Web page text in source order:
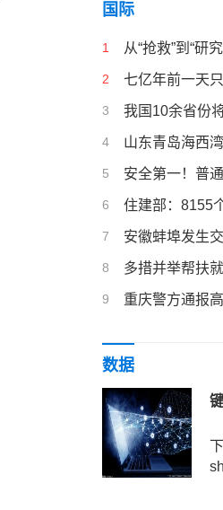
国际
1
2
3
4
5
6
7
8 多措并举帮扶
9
数据